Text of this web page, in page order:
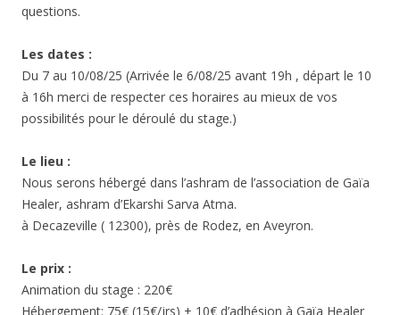
questions.
Les dates :
Du 7 au 10/08/25 (Arrivée le 6/08/25 avant 19h , départ le 10
à 16h merci de respecter ces horaires au mieux de vos
possibilités pour le déroulé du stage.)
Le lieu :
Nous serons hébergé dans l’ashram de l’association de Gaïa
Healer, ashram d’Ekarshi Sarva Atma.
à Decazeville ( 12300), près de Rodez, en Aveyron.
Le prix :
Animation du stage : 220€
Hébergement: 75€ (15€/jrs) + 10€ d’adhésion à Gaïa Healer